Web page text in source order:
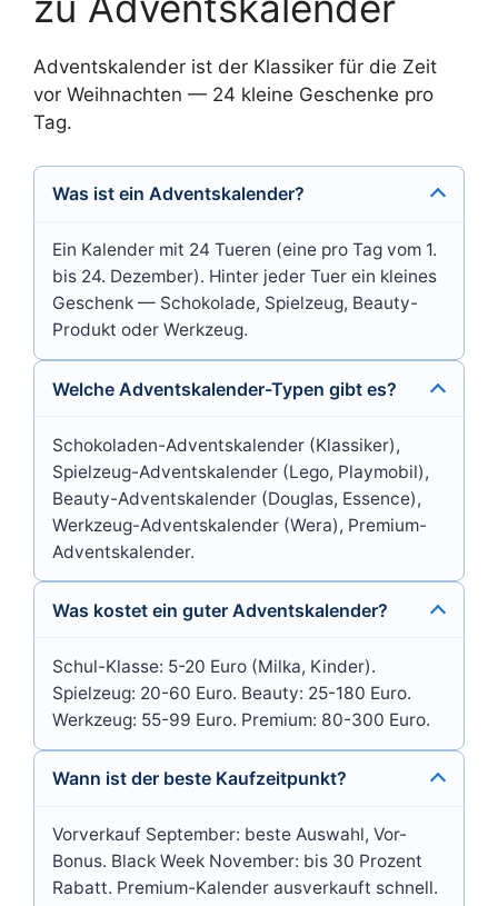
Adventskalender ist der Klassiker für die Zeit
vor Weihnachten — 24 kleine Geschenke pro
Tag.
Was ist ein Adventskalender?
Ein Kalender mit 24 Tueren (eine pro Tag vom 1.
bis 24. Dezember). Hinter jeder Tuer ein kleines
Geschenk — Schokolade, Spielzeug, Beauty-
Produkt oder Werkzeug.
Welche Adventskalender-Typen gibt es?
Schokoladen-Adventskalender (Klassiker),
Spielzeug-Adventskalender (Lego, Playmobil),
Beauty-Adventskalender (Douglas, Essence),
Werkzeug-Adventskalender (Wera), Premium-
Adventskalender.
Was kostet ein guter Adventskalender?
Schul-Klasse: 5-20 Euro (Milka, Kinder).
Spielzeug: 20-60 Euro. Beauty: 25-180 Euro.
Werkzeug: 55-99 Euro. Premium: 80-300 Euro.
Wann ist der beste Kaufzeitpunkt?
Vorverkauf September: beste Auswahl, Vor-
Bonus. Black Week November: bis 30 Prozent
Rabatt. Premium-Kalender ausverkauft schnell.